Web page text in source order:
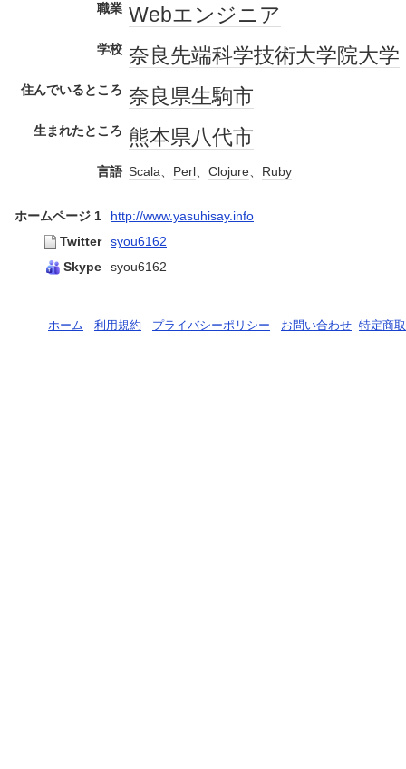
職業 Webエンジニア
学校 奈良先端科学技術大学院大学
住んでいるところ 奈良県生駒市
生まれたところ 熊本県八代市
言語 Scala、 Perl、 Clojure、 Ruby
ホームページ 1
http://www.yasuhisay.info
Twitter
syou6162
Skype
syou6162
ホーム - 利用規約 - プライバシーポリシー - お問い合わせ- 特定商